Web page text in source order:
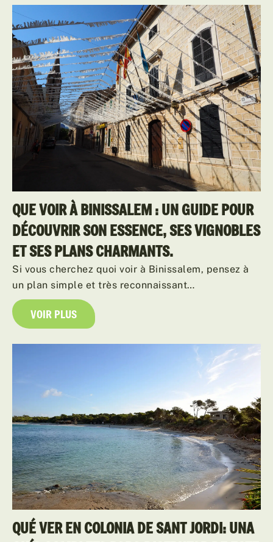
QUE VOIR À BINISSALEM : UN GUIDE POUR
DÉCOUVRIR SON ESSENCE, SES VIGNOBLES
ET SES PLANS CHARMANTS.
Si vous cherchez quoi voir à Binissalem, pensez à
un plan simple et très reconnaissant…
VOIR PLUS
QUÉ VER EN COLONIA DE SANT JORDI: UNA